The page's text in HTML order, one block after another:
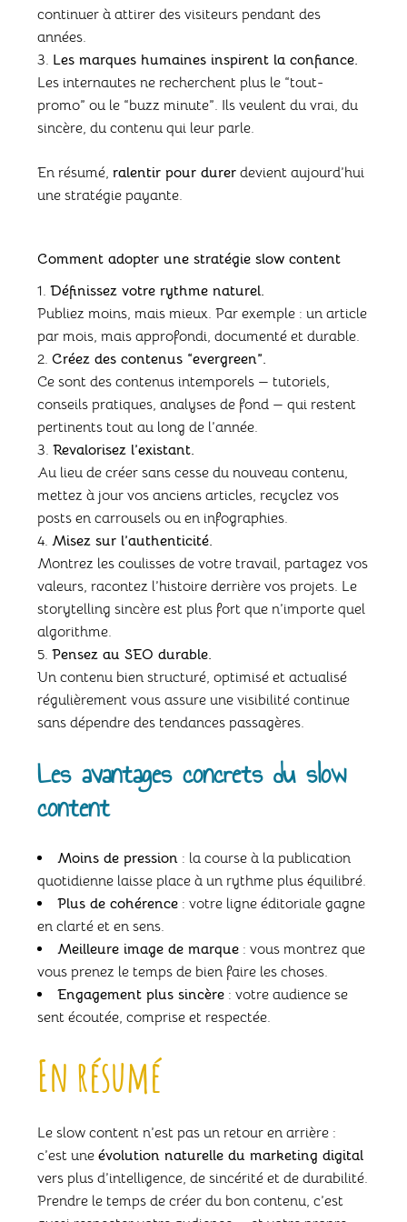
continuer à attirer des visiteurs pendant des
années.
Les marques humaines inspirent la confiance.
Les internautes ne recherchent plus le “tout-
promo” ou le “buzz minute”. Ils veulent du vrai, du
sincère, du contenu qui leur parle.
En résumé,ralentir pour durer devient aujourd’hui
une stratégie payante.
Comment adopter une stratégie slow content
Définissez votre rythme naturel.
Publiez moins, mais mieux. Par exemple : un article
par mois, mais approfondi, documenté et durable.
Créez des contenus “evergreen”.
Ce sont des contenus intemporels — tutoriels,
conseils pratiques, analyses de fond — qui restent
pertinents tout au long de l’année.
Revalorisez l’existant.
Au lieu de créer sans cesse du nouveau contenu,
mettez à jour vos anciens articles, recyclez vos
posts en carrousels ou en infographies.
Misez sur l’authenticité.
Montrez les coulisses de votre travail, partagez vos
valeurs, racontez l’histoire derrière vos projets. Le
storytelling sincère est plus fort que n’importe quel
algorithme.
Pensez au SEO durable.
Un contenu bien structuré, optimisé et actualisé
régulièrement vous assure une visibilité continue
sans dépendre des tendances passagères.
Les avantages concrets du slow
content
Moins de pression : la course à la publication
quotidienne laisse place à un rythme plus équilibré.
Plus de cohérence : votre ligne éditoriale gagne
en clarté et en sens.
Meilleure image de marque : vous montrez que
vous prenez le temps de bien faire les choses.
Engagement plus sincère : votre audience se
sent écoutée, comprise et respectée.
En résumé
Le slow content n’est pas un retour en arrière :
c’est uneévolution naturelle du marketing digital
vers plus d’intelligence, de sincérité et de durabilité.
Prendre le temps de créer du bon contenu, c’est